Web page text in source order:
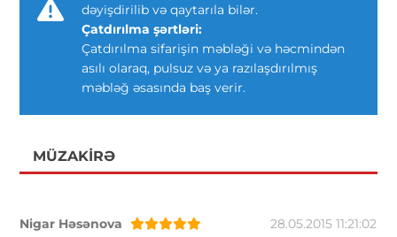
dəyişdirilib və qaytarıla bilər.
Çatdırılma şərtləri:
Çatdırılma sifarişin məbləği və həcmindən
asılı olaraq, pulsuz və ya razılaşdırılmış
məbləğ əsasında baş verir.
MÜZAKIRƏ
Nigar Həsənova
28.05.2015 11:21:02